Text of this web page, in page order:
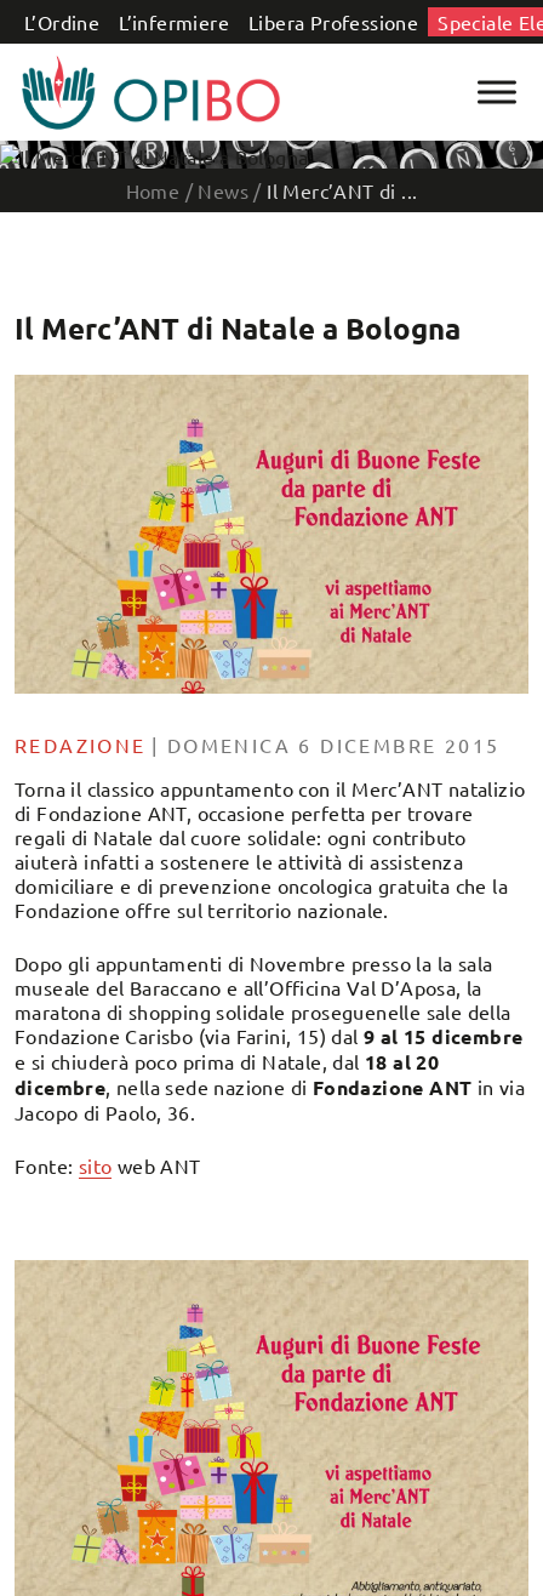
Salta al contenuto
L’Ordine L’infermiere Libera Professione Speciale
Home / News / Il Merc’ANT di ...
Il Merc’ANT di Natale a Bologna
REDAZIONE | DOMENICA 6 DICEMBRE 2015
Torna il classico appuntamento con il Merc’ANT natalizio
di Fondazione ANT, occasione perfetta per trovare
regali di Natale dal cuore solidale: ogni contributo
aiuterà infatti a sostenere le attività di assistenza
domiciliare e di prevenzione oncologica gratuita che la
Fondazione offre sul territorio nazionale.
Dopo gli appuntamenti di Novembre presso la la sala
museale del Baraccano e all’Officina Val D’Aposa, la
maratona di shopping solidale proseguenelle sale della
Fondazione Carisbo (via Farini, 15) dal 9 al 15 dicembre
e si chiuderà poco prima di Natale, dal 18 al 20
dicembre, nella sede nazione di Fondazione ANT in via
Jacopo di Paolo, 36.
Fonte: sito web ANT